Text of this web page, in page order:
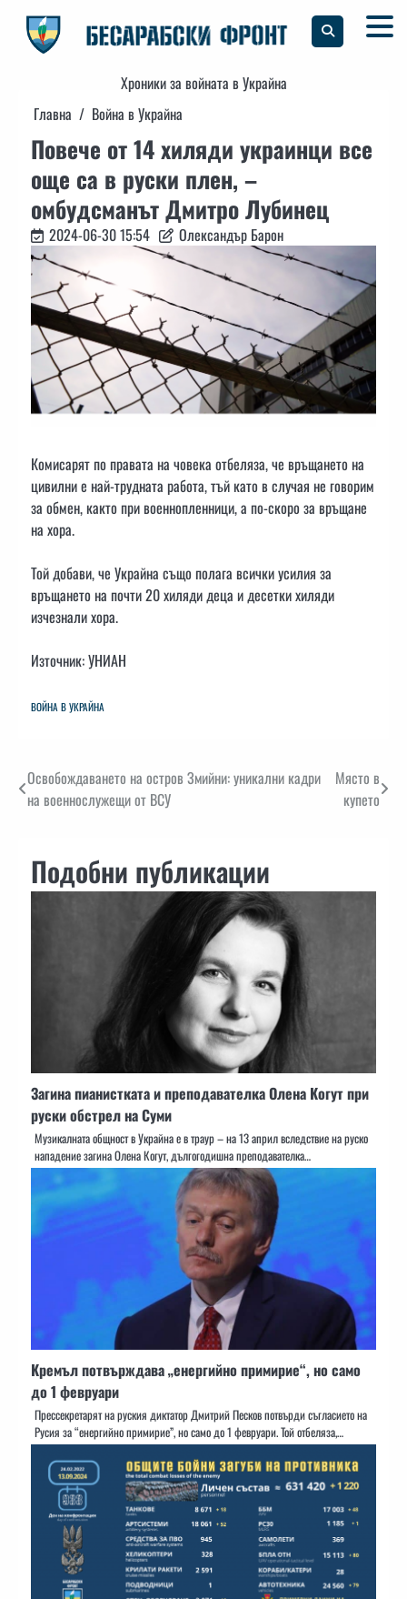
content
Хроники за войната в Украйна
Главна
Война в Украйна
Повече от 14 хиляди украинци все
още са в руски плен, –
омбудсманът Дмитро Лубинец
2024-06-30 15:54 Олександър Барон
Комисарят по правата на човека отбеляза, че връщането на
цивилни е най-трудната работа, тъй като в случая не говорим
за обмен, както при военнопленници, а по-скоро за връщане
на хора.
Той добави, че Украйна също полага всички усилия за
връщането на почти 20 хиляди деца и десетки хиляди
изчезнали хора.
Източник: УНИАН
ВОЙНА В УКРАЙНА
Навигация
Освобождаването на остров Змийни: уникални кадри
на военнослужещи от ВСУ
Място в
купето
Подобни публикации
Загина пианистката и преподавателка Олена Когут при
руски обстрел на Суми
Музикалната общност в Украйна е в траур – на 13 април вследствие на руско
нападение загина Олена Когут, дългогодишна преподавателка…
Кремъл потвърждава „енергийно примирие“, но само
до 1 февруари
Прессекретарят на руския диктатор Дмитрий Песков потвърди съгласието на
Русия за “енергийно примирие”, но само до 1 февруари. Той отбеляза,…